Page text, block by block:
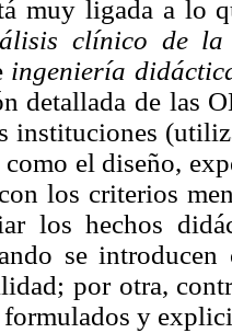
muy ligada a lo
clínico de la
ingeniería
detallada de las
instituciones
el diseño,
los criterios
los hechos
se
por otra,
y